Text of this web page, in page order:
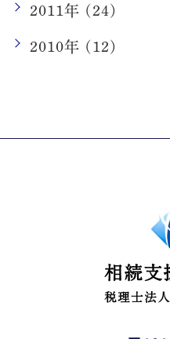
2011年 (24)
2010年 (12)